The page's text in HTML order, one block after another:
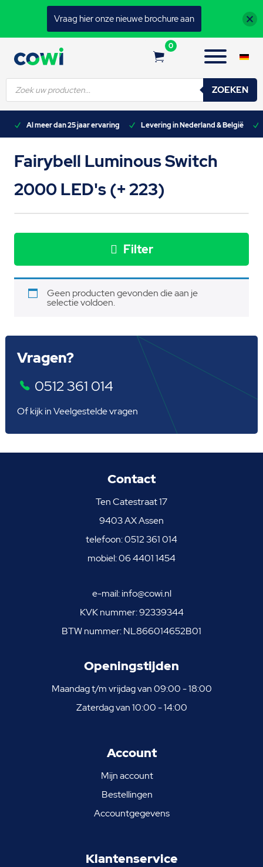
0
Producten
zoeken ZOEKEN
Al meer dan 25 jaar ervaring Levering in Nederland & België
Fairybell Luminous Switch
2000 LED's (+ 223)
Filter
Geen producten gevonden die aan je
selectie voldoen.
Vragen?
0512 361 014
Of kijk inVeelgestelde vragen
Contact
Ten Catestraat 17
9403 AX Assen
telefoon:0512 361 014
mobiel:06 4401 1454
e-mail:info@cowi.nl
KVK nummer: 92339344
BTW nummer: NL866014652B01
Openingstijden
Maandag t/m vrijdag van 09:00 - 18:00
Zaterdag van 10:00 - 14:00
Account
Mijn account
Bestellingen
Accountgegevens
Klantenservice
Vraag hier onze nieuwe brochure aan